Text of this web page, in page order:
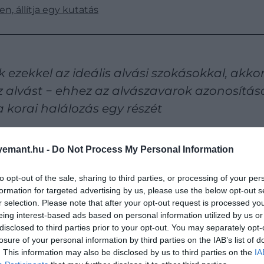
- Do Not Process My Personal Information
opt-out of the sale, sharing to third parties, or processing of your
for targeted advertising by us, please use the below opt-out
selection. Please note that after your opt-out request is processed
interest-based ads based on personal information utilized by us
to third parties prior to your opt-out. You may separately
of your personal information by third parties on the IAB’s list of
This information may also be disclosed by us to third parties on the
állítja egy kutatás
ezekkel az ideális alvási szokásokkal,
− ehhez az alvászavarok
korai halálozás egy részét
Medical School klinikai ösztöndíjasa és a
bemutatott tanulmányban a kutatók